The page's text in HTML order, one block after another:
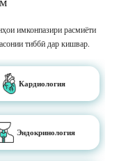
имконпазири расмиёти
тиббӣ дар кишвар.
Кардиология
Эндокринология